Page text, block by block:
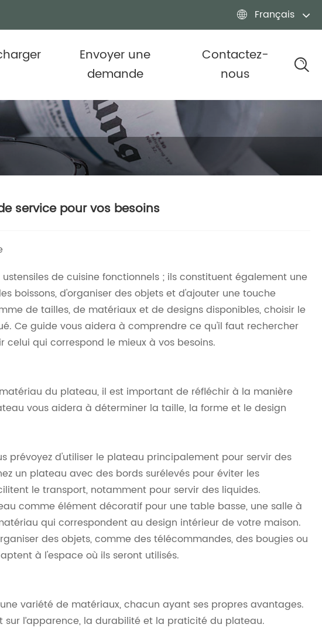
 Français
Envoyer une
demande
Contactez-
nous
service pour vos besoins
de cuisine fonctionnels ; ils constituent également une
boissons, d'organiser des objets et d'ajouter une touche
de tailles, de matériaux et de designs disponibles, choisir le
Ce guide vous aidera à comprendre ce qu'il faut rechercher
qui correspond le mieux à vos besoins.
du plateau, il est important de réfléchir à la manière
vous aidera à déterminer la taille, la forme et le design
prévoyez d'utiliser le plateau principalement pour servir des
un plateau avec des bords surélevés pour éviter les
le transport, notamment pour servir des liquides.
comme élément décoratif pour une table basse, une salle à
qui correspondent au design intérieur de votre maison.
des objets, comme des télécommandes, des bougies ou
à l'espace où ils seront utilisés.
variété de matériaux, chacun ayant ses propres avantages.
l’apparence, la durabilité et la praticité du plateau.